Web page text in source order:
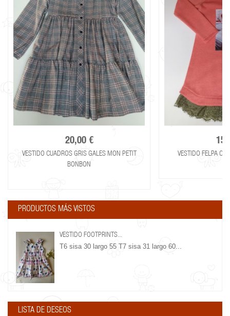
20,00 €
VESTIDO CUADROS GRIS GALES MON PETIT
BONBON
VESTIDO FELPA
PRODUCTOS MÁS VISTOS
VESTIDO FOOTPRINTS...
T6 sisa 30 largo 55 T7 sisa 31 largo 60...
LISTA DE DESEOS